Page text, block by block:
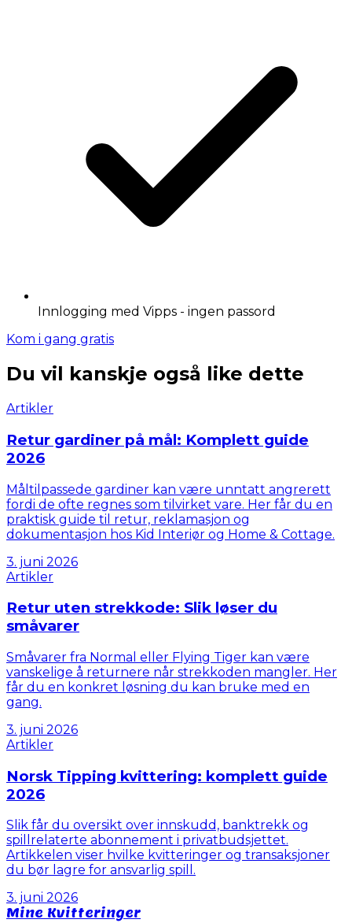
Innlogging med Vipps - ingen passord
Kom i gang gratis
Du vil kanskje også like dette
Artikler
Retur gardiner på mål: Komplett guide
2026
Måltilpassede gardiner kan være unntatt angrerett
fordi de ofte regnes som tilvirket vare. Her får du en
praktisk guide til retur, reklamasjon og
dokumentasjon hos Kid Interiør og Home & Cottage.
3. juni 2026
Artikler
Retur uten strekkode: Slik løser du
småvarer
Småvarer fra Normal eller Flying Tiger kan være
vanskelige å returnere når strekkoden mangler. Her
får du en konkret løsning du kan bruke med en
gang.
3. juni 2026
Artikler
Norsk Tipping kvittering: komplett guide
2026
Slik får du oversikt over innskudd, banktrekk og
spillrelaterte abonnement i privatbudsjettet.
Artikkelen viser hvilke kvitteringer og transaksjoner
du bør lagre for ansvarlig spill.
3. juni 2026
Mine Kvitteringer